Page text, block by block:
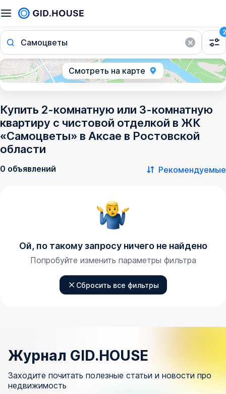
Самоцветы
2
Смотреть на карте
Купить 2-комнатную или 3-комнатную
квартиру с чистовой отделкой в ЖК
«Самоцветы» в Аксае в Ростовской
области
0 объявлений Рекомендуемые
Ой, по такому запросу ничего не найдено
Попробуйте изменить параметры фильтра
Сбросить все фильтры
Журнал GID.HOUSE
Заходите почитать полезные статьи и новости про
недвижимость